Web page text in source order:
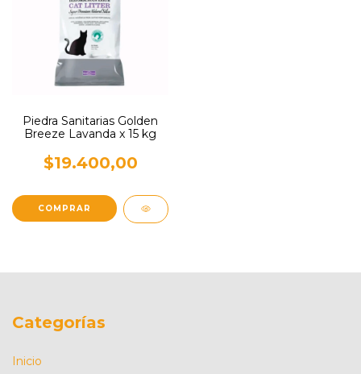
Piedra Sanitarias Golden
Breeze Lavanda x 15 kg
$19.400,00
Categorías
Inicio